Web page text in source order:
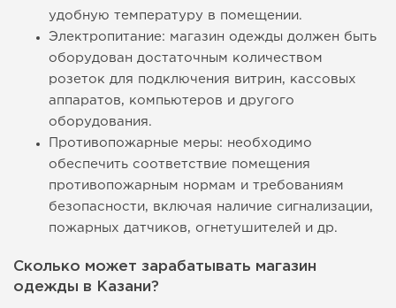
удобную температуру в помещении.
Электропитание: магазин одежды должен быть
оборудован достаточным количеством
розеток для подключения витрин, кассовых
аппаратов, компьютеров и другого
оборудования.
Противопожарные меры: необходимо
обеспечить соответствие помещения
противопожарным нормам и требованиям
безопасности, включая наличие сигнализации,
пожарных датчиков, огнетушителей и др.
Сколько может зарабатывать магазин
одежды в Казани?